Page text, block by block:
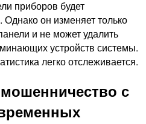
приборов будет
он изменяет только
и не может удалить
устройств системы.
легко отслеживается.
с